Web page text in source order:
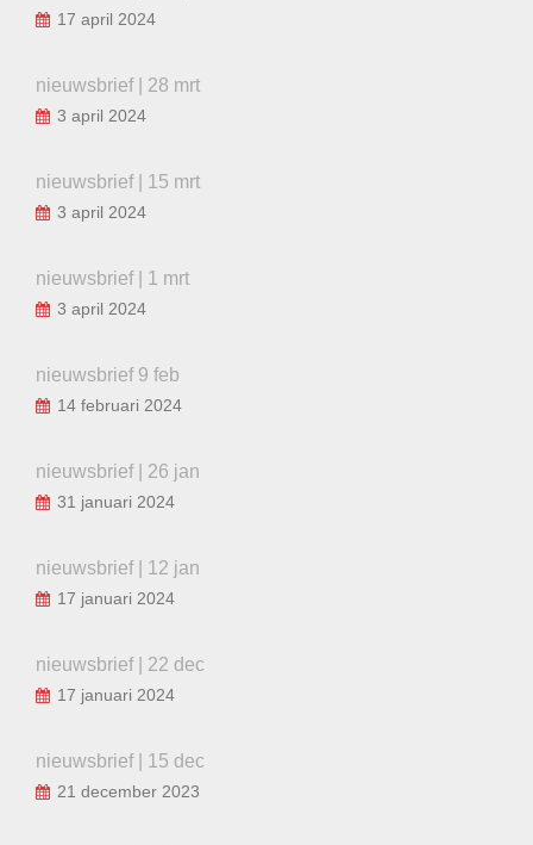
17 april 2024
nieuwsbrief | 28 mrt
3 april 2024
nieuwsbrief | 15 mrt
3 april 2024
nieuwsbrief | 1 mrt
3 april 2024
nieuwsbrief 9 feb
14 februari 2024
nieuwsbrief | 26 jan
31 januari 2024
nieuwsbrief | 12 jan
17 januari 2024
nieuwsbrief | 22 dec
17 januari 2024
nieuwsbrief | 15 dec
21 december 2023